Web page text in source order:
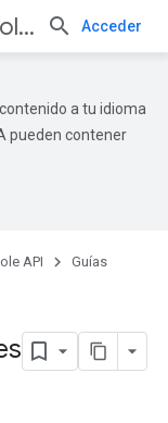
Acceder
a tu idioma
pueden contener
API Guías